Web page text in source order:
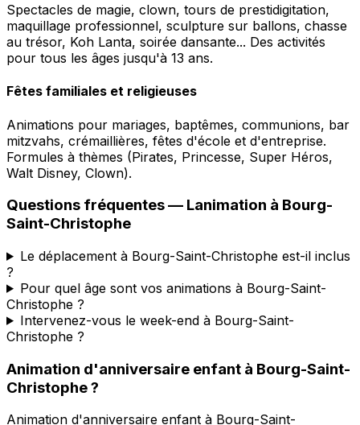
Spectacles de magie, clown, tours de prestidigitation,
maquillage professionnel, sculpture sur ballons, chasse
au trésor, Koh Lanta, soirée dansante... Des activités
pour tous les âges jusqu'à 13 ans.
Fêtes familiales et religieuses
Animations pour mariages, baptêmes, communions, bar
mitzvahs, crémaillières, fêtes d'école et d'entreprise.
Formules à thèmes (Pirates, Princesse, Super Héros,
Walt Disney, Clown).
Questions fréquentes — Lanimation à Bourg-
Saint-Christophe
Le déplacement à Bourg-Saint-Christophe est-il inclus
?
Pour quel âge sont vos animations à Bourg-Saint-
Christophe ?
Intervenez-vous le week-end à Bourg-Saint-
Christophe ?
Animation d'anniversaire enfant à Bourg-Saint-
Christophe?
Animation d'anniversaire enfant à Bourg-Saint-